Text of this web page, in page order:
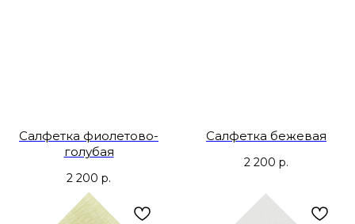
Салфетка фиолетово-
голубая
2 200 р.
Салфетка бежевая
2 200 р.